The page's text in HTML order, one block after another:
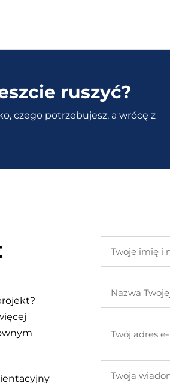
ruszyć?
czego potrzebujesz, a wrócę z
imię
nazwisko
Twojej
adres
mail